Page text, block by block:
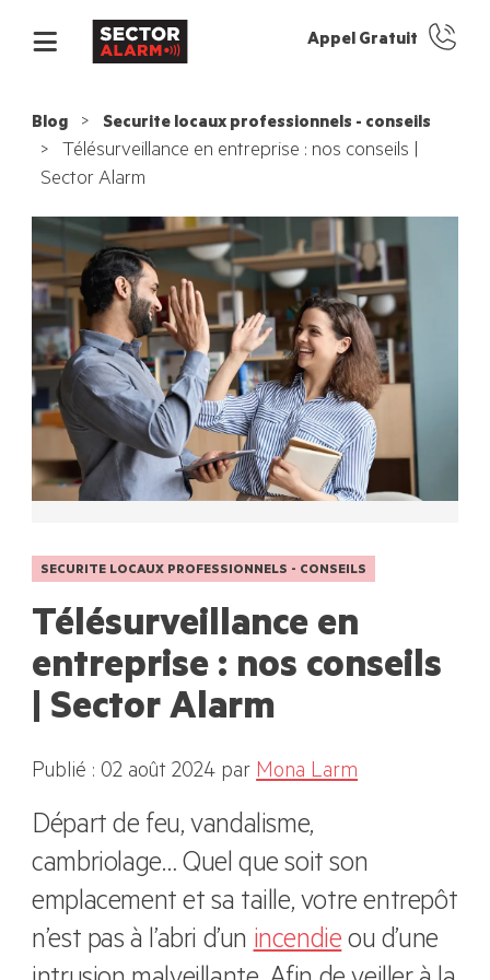
Appel Gratuit
Blog Securite locaux professionnels - conseils
Télésurveillance en entreprise : nos conseils |
Sector Alarm
SECURITE LOCAUX PROFESSIONNELS - CONSEILS
Télésurveillance en
entreprise : nos conseils
| Sector Alarm
Publié : 02 août 2024 par Mona Larm
Départ de feu, vandalisme,
cambriolage… Quel que soit son
emplacement et sa taille, votre entrepôt
n’est pas à l’abri d’un incendie ou d’une